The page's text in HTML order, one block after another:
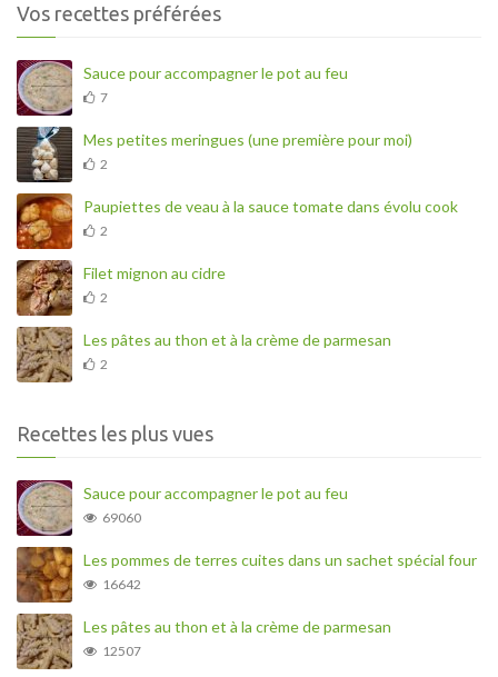
Vos recettes préférées
Sauce pour accompagner le pot au feu
7
Mes petites meringues (une première pour moi)
2
Paupiettes de veau à la sauce tomate dans évolu cook
2
Filet mignon au cidre
2
Les pâtes au thon et à la crème de parmesan
2
Recettes les plus vues
Sauce pour accompagner le pot au feu
69060
Les pommes de terres cuites dans un sachet spécial four
16642
Les pâtes au thon et à la crème de parmesan
12507